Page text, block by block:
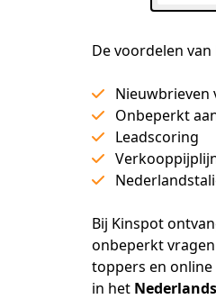
De voordelen
Nieuwbrieven
Onbeperkt
Leadscoring
Bij Kinspot
onbeperkt
toppers en
in het Nederlands